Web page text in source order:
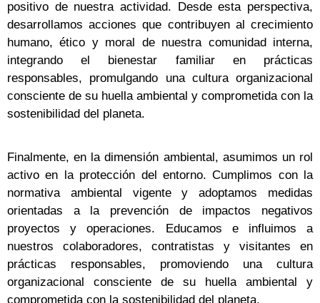
positivo de nuestra actividad. Desde esta perspectiva,
desarrollamos acciones que contribuyen al crecimiento
humano, ético y moral de nuestra comunidad interna,
integrando el bienestar familiar en prácticas
responsables, promulgando una cultura organizacional
consciente de su huella ambiental y comprometida con la
sostenibilidad del planeta.
Finalmente, en la dimensión ambiental, asumimos un rol
activo en la protección del entorno. Cumplimos con la
normativa ambiental vigente y adoptamos medidas
orientadas a la prevención de impactos negativos
proyectos y operaciones. Educamos e influimos a
nuestros colaboradores, contratistas y visitantes en
prácticas responsables, promoviendo una cultura
organizacional consciente de su huella ambiental y
comprometida con la sostenibilidad del planeta.